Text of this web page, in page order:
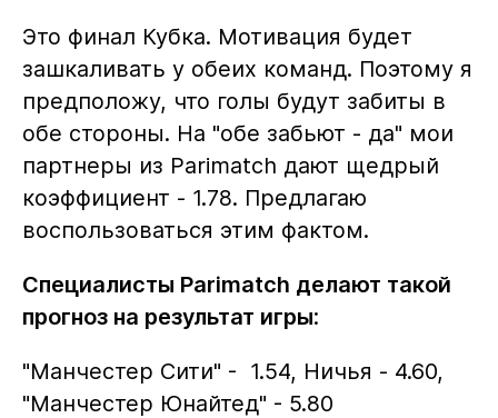
Это финал Кубка. Мотивация будет
зашкаливать у обеих команд. Поэтому я
предположу, что голы будут забиты в
обе стороны. На "обе забьют - да" мои
партнеры из Parimatch дают щедрый
коэффициент - 1.78. Предлагаю
воспользоваться этим фактом.
Специалисты Parimatch делают такой
прогноз на результат игры:
"Манчестер Сити" - 1.54, Ничья - 4.60,
"Манчестер Юнайтед" - 5.80